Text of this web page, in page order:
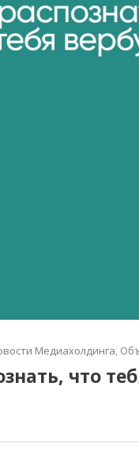
Медиахолдинга,
что